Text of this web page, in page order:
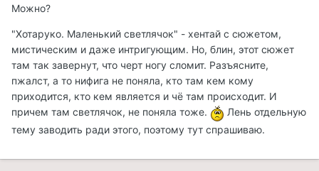
Можно?
"Хотаруко. Маленький светлячок" - хентай с сюжетом,
мистическим и даже интригующим. Но, блин, этот сюжет
там так завернут, что черт ногу сломит. Разъясните,
пжалст, а то нифига не поняла, кто там кем кому
приходится, кто кем является и чё там происходит. И
причем там светлячок, не поняла тоже.
Лень отдельную
тему заводить ради этого, поэтому тут спрашиваю.